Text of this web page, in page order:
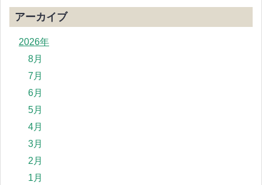
アーカイブ
2026年
8月
7月
6月
5月
4月
3月
2月
1月